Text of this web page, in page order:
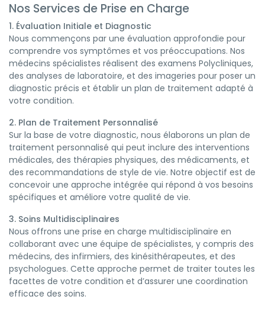
Nos Services de Prise en Charge
1. Évaluation Initiale et Diagnostic
Nous commençons par une évaluation approfondie pour
comprendre vos symptômes et vos préoccupations. Nos
médecins spécialistes réalisent des examens Polycliniques,
des analyses de laboratoire, et des imageries pour poser un
diagnostic précis et établir un plan de traitement adapté à
votre condition.
2. Plan de Traitement Personnalisé
Sur la base de votre diagnostic, nous élaborons un plan de
traitement personnalisé qui peut inclure des interventions
médicales, des thérapies physiques, des médicaments, et
des recommandations de style de vie. Notre objectif est de
concevoir une approche intégrée qui répond à vos besoins
spécifiques et améliore votre qualité de vie.
3. Soins Multidisciplinaires
Nous offrons une prise en charge multidisciplinaire en
collaborant avec une équipe de spécialistes, y compris des
médecins, des infirmiers, des kinésithérapeutes, et des
psychologues. Cette approche permet de traiter toutes les
facettes de votre condition et d’assurer une coordination
efficace des soins.